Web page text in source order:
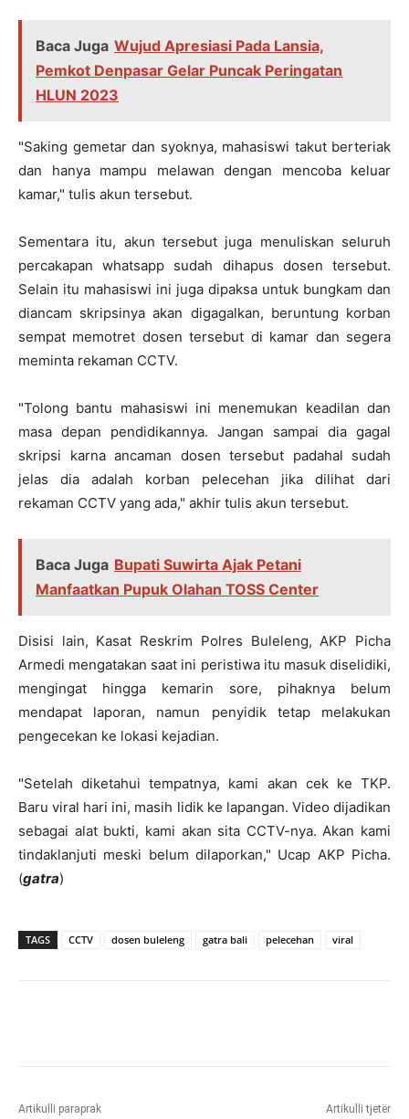
Baca Juga Wujud Apresiasi Pada Lansia,
Pemkot Denpasar Gelar Puncak Peringatan
HLUN 2023
"Saking gemetar dan syoknya, mahasiswi takut berteriak
dan hanya mampu melawan dengan mencoba keluar
kamar," tulis akun tersebut.
Sementara itu, akun tersebut juga menuliskan seluruh
percakapan whatsapp sudah dihapus dosen tersebut.
Selain itu mahasiswi ini juga dipaksa untuk bungkam dan
diancam skripsinya akan digagalkan, beruntung korban
sempat memotret dosen tersebut di kamar dan segera
meminta rekaman CCTV.
"Tolong bantu mahasiswi ini menemukan keadilan dan
masa depan pendidikannya. Jangan sampai dia gagal
skripsi karna ancaman dosen tersebut padahal sudah
jelas dia adalah korban pelecehan jika dilihat dari
rekaman CCTV yang ada," akhir tulis akun tersebut.
Baca Juga Bupati Suwirta Ajak Petani
Manfaatkan Pupuk Olahan TOSS Center
Disisi lain, Kasat Reskrim Polres Buleleng, AKP Picha
Armedi mengatakan saat ini peristiwa itu masuk diselidiki,
mengingat hingga kemarin sore, pihaknya belum
mendapat laporan, namun penyidik tetap melakukan
pengecekan ke lokasi kejadian.
"Setelah diketahui tempatnya, kami akan cek ke TKP.
Baru viral hari ini, masih lidik ke lapangan. Video dijadikan
sebagai alat bukti, kami akan sita CCTV-nya. Akan kami
tindaklanjuti meski belum dilaporkan," Ucap AKP Picha.
(gatra)
TAGS CCTV dosen buleleng gatra bali pelecehan viral
Artikulli paraprak Artikulli tjetër